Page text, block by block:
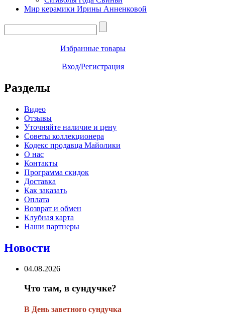
Мир керамики Ирины Анненковой
Избранные товары
Вход/Регистрация
Разделы
Видео
Отзывы
Уточняйте наличие и цену
Советы коллекционера
Кодекс продавца Майолики
О нас
Контакты
Программа скидок
Доставка
Как заказать
Оплата
Возврат и обмен
Клубная карта
Наши партнеры
Новости
04.08.2026
Что там, в сундучке?
В День заветного сундучка